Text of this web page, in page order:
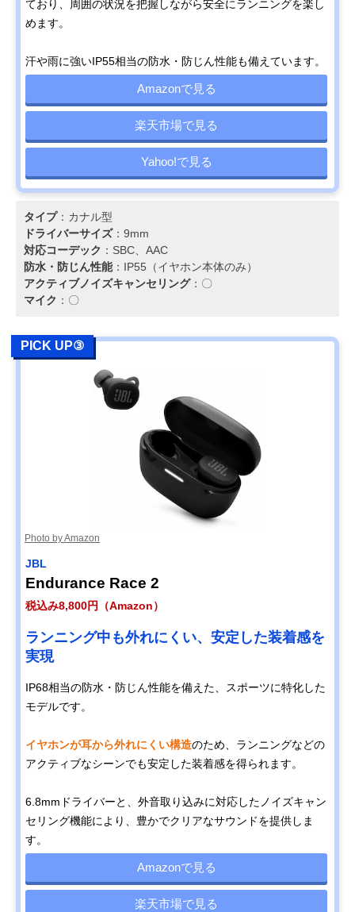
ており、周囲の状況を把握しながら安全にランニングを楽し
めます。
汗や雨に強いIP55相当の防水・防じん性能も備えています。
Amazonで見る
楽天市場で見る
Yahoo!で見る
タイプ：カナル型
ドライバーサイズ：9mm
対応コーデック ：SBC、AAC
防水・防じん性能：IP55（イヤホン本体のみ）
アクティブノイズキャンセリング：〇
マイク ：〇
PICK UP③
Photo by Amazon
JBL
Endurance Race 2
税込み8,800円（Amazon）
ランニング中も外れにくい、安定した装着感を
実現
IP68相当の防水・防じん性能を備えた、スポーツに特化した
モデルです。
イヤホンが耳から外れにくい構造のため、ランニングなどの
アクティブなシーンでも安定した装着感を得られます。
6.8mmドライバーと、外音取り込みに対応したノイズキャン
セリング機能により、豊かでクリアなサウンドを提供しま
す。
Amazonで見る
楽天市場で見る